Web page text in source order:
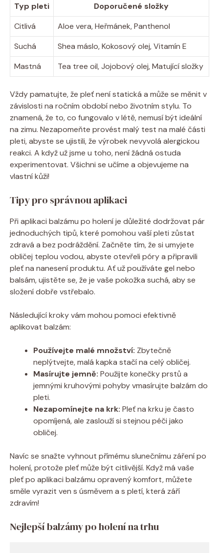
Typ pleti
Doporučené složky
Citlivá
Aloe vera, Heřmánek, Panthenol
Suchá
Shea máslo, Kokosový olej, Vitamín E
Mastná
Tea tree oil, Jojobový olej, Matující složky
Vždy pamatujte, že pleť není statická a může se měnit v
závislosti na ročním období nebo životním stylu. To
znamená, že to, co fungovalo v létě, nemusí být ideální
na zimu. Nezapomeňte provést malý test na malé části
pleti, abyste se ujistili, že výrobek nevyvolá alergickou
reakci. A když už jsme u toho, není žádná ostuda
experimentovat. Všichni se učíme a objevujeme na
vlastní kůži!
Tipy pro správnou aplikaci
Při aplikaci balzámu po holení je důležité dodržovat pár
jednoduchých tipů, které pomohou vaší pleti zůstat
zdravá a bez podráždění. Začněte tím, že si umyjete
obličej teplou vodou, abyste otevřeli póry a připravili
pleť na nanesení produktu. Ať už používáte gel nebo
balsám, ujistěte se, že je vaše pokožka suchá, aby se
složení dobře vstřebalo.
Následující kroky vám mohou pomoci efektivně
aplikovat balzám:
Používejte malé množství: Zbytečně
neplýtvejte, malá kapka stačí na celý obličej.
Masírujte jemně: Použijte konečky prstů a
jemnými kruhovými pohyby vmasírujte balzám do
pleti.
Nezapomínejte na krk: Pleť na krku je často
opomíjená, ale zaslouží si stejnou péči jako
obličej.
Navíc se snažte vyhnout přímému slunečnímu záření po
holení, protože pleť může být citlivější. Když má vaše
pleť po aplikaci balzámu opravený komfort, můžete
směle vyrazit ven s úsměvem a s pletí, která září
zdravím!
Nejlepší balzámy po holení na trhu